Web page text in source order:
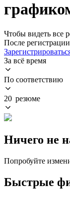
Чтобы видеть все
После
За всё время
По соответствию
20 резюме
Ничего не
Попробуйте
Быстрые